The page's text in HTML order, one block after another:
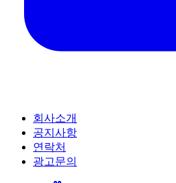
회사소개
공지사항
연락처
광고문의